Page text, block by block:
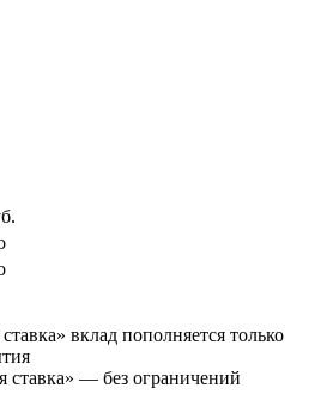
вклад пополняется только
ставка» — без ограничений